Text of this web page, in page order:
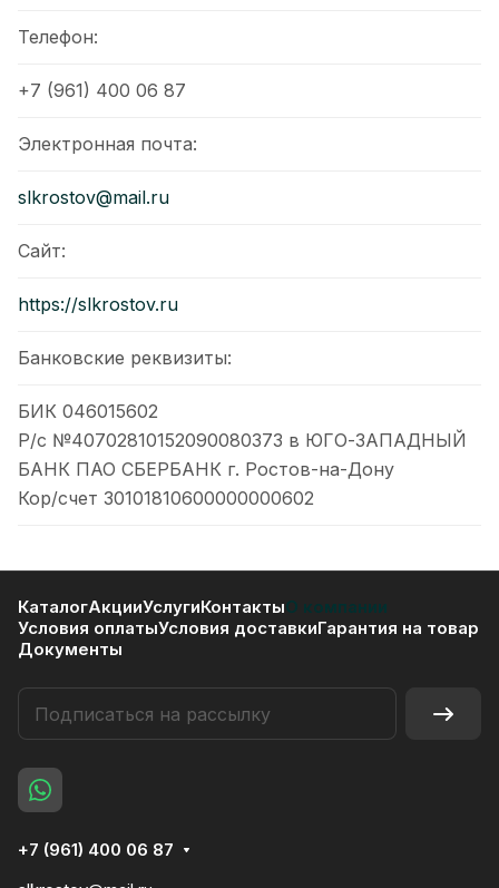
Телефон:
+7 (961) 400 06 87
Электронная почта:
slkrostov@mail.ru
Сайт:
https://slkrostov.ru
Банковские реквизиты:
БИК 046015602
Р/с №40702810152090080373 в ЮГО-ЗАПАДНЫЙ
БАНК ПАО СБЕРБАНК г. Ростов-на-Дону
Кор/счет 30101810600000000602
КаталогАкцииУслугиКонтактыО компании
Условия оплатыУсловия доставкиГарантия на товар
Документы
+7 (961) 400 06 87